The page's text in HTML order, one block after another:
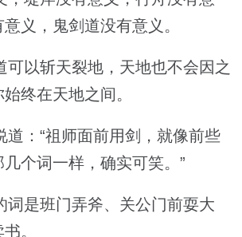
义，鬼剑道没有意义。
以斩天裂地，天地也不会因之
终在天地之间。
：“祖师面前用剑，就像前些
个词一样，确实可笑。”
是班门弄斧、关公门前耍大
。